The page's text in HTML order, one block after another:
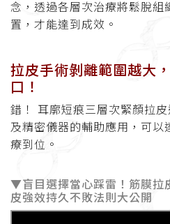
念，透過各層次治療將鬆脫組
置，才能達到成效。
拉皮手術剝離範圍越大
口！
錯！ 耳廓短痕三層次緊顏拉
及精密儀器的輔助應用，可以
療到位。
▼盲目選擇當心踩雷！筋膜拉
皮強效持久不敗法則大公開